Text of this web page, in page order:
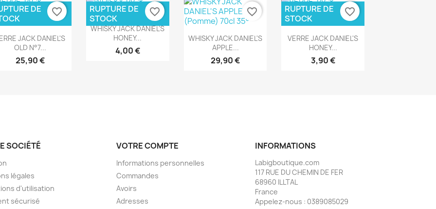
Aperçu rapide
JACK DANIEL'S
OLD N°7...
25,90 €
DE
favorite_border
Aperçu rapide
WHISKY JACK DANIEL'S
HONEY...
4,00 €
RUPTURE DE
STOCK
favorite_border
Aperçu rapide
WHISKY JACK DANIEL'S
APPLE...
29,90 €
favorite_border
Aperçu rapide
VERRE JACK DANIEL'S
HONEY...
3,90 €
RUPTURE DE
STOCK
favorite_border
SOCIÉTÉ
légales
d'utilisation
sécurisé
VOTRE COMPTE
Informations personnelles
Commandes
Avoirs
Adresses
INFORMATIONS
Labigboutique.com
117 RUE DU CHEMIN DE FER
68960 ILLTAL
France
Appelez-nous : 0389085029